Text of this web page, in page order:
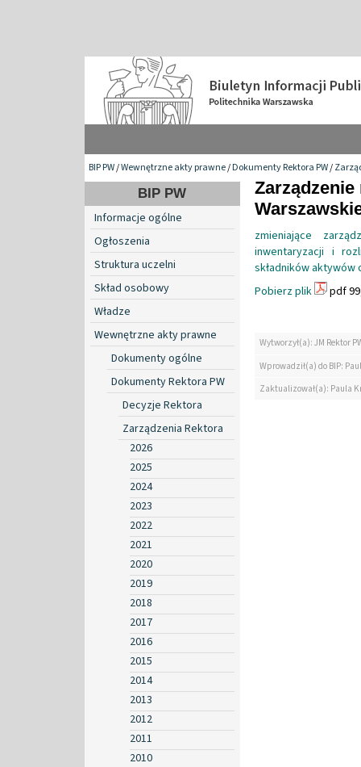
BIP PW/Wewnętrzne akty prawne/Dokumenty Rektora PW/
BIP PW
Informacje ogólne
Ogłoszenia
Struktura uczelni
Skład osobowy
Władze
Wewnętrzne akty prawne
Dokumenty ogólne
Dokumenty Rektora PW
Decyzje Rektora
Zarządzenia Rektora
2026
2025
2024
2023
2022
2021
2020
2019
2018
2017
2016
2015
2014
2013
2012
2011
2010
zmieniające
inwentaryzacji i
składników
Pobierz plik
pdf
Wytworzył(a): JM Rektor
Wprowadził(a) do BIP:
Zaktualizował(a): Paula